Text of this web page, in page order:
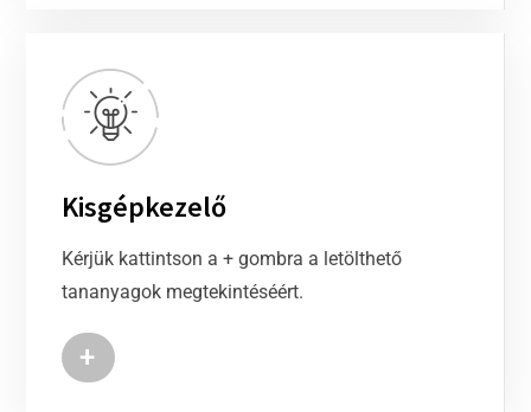
Kisgépkezelő
Kérjük kattintson a + gombra a letölthető
tananyagok megtekintéséért.
+